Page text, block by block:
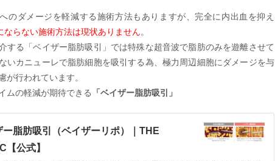
のダメージを軽減する施術方法もありますが、完全に内出血を抑え
ならない施術方法は現状ありません。
する「ベイザー脂肪吸引」では特殊な超音波で脂肪のみを遊離させて
いカニューレで脂肪細胞を吸引する為、極力周辺細胞にダメージを与
が行われています。
ムの軽減が期待できる
「ベイザー脂肪吸引」
ー脂肪吸引（ベイザーリポ）｜THE
【公式】